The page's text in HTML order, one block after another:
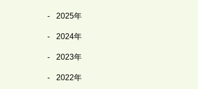
2025年
2024年
2023年
2022年